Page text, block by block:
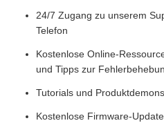
24/7 Zugang zu unserem
Telefon
Kostenlose Online-
und Tipps zur
Tutorials und
Kostenlose Firmware-